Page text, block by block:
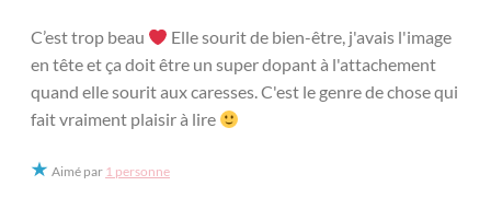
C’est trop beau
Elle sourit de bien-être, j'avais l'image
en tête et ça doit être un super dopant à l'attachement
quand elle sourit aux caresses. C'est le genre de chose qui
fait vraiment plaisir à lire
Aimé par 1 personne